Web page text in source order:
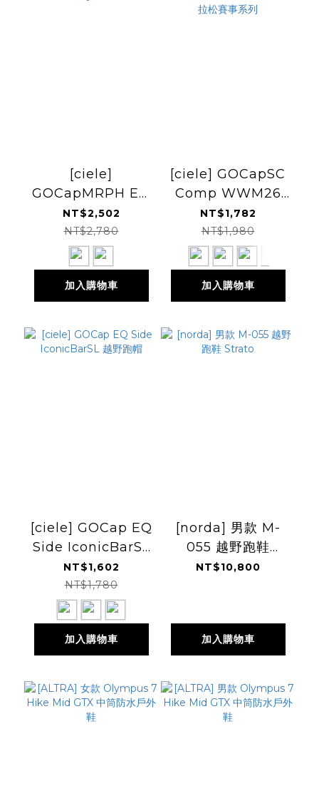
[ciele]
GOCapMRPH EQ
RaceDay 越野跑帽
NT$2,502
NT$2,780
加入購物車
[ciele] GOCapSC
Comp WWM26
城市運動帽 世界馬
拉松賽事系列
NT$1,782
NT$1,980
加入購物車
[ciele] GOCap EQ
Side IconicBarSL
越野跑帽
NT$1,602
NT$1,780
加入購物車
[norda] 男款 M-
055 越野跑鞋
Strato
NT$10,800
加入購物車